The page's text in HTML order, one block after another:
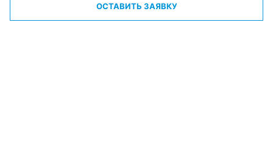
ОСТАВИТЬ ЗАЯВКУ